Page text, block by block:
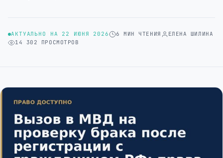
АКТУАЛЬНО НА 22 ИЮНЯ 2026 6 МИН ЧТЕНИЯ
ЕЛЕНА ШИЛИНА
14 302 ПРОСМОТРОВ